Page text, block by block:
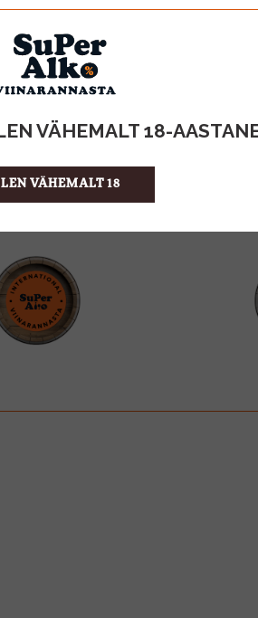
VÄHEMALT 18-
VÄHEMALT 18
ÜHIKU HIND
KOGUS KASTIS